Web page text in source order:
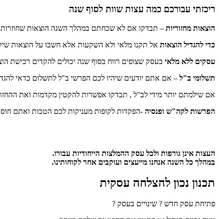
ריכזתי עבורכם כמה עצות שוות לסוף שנה
הוצאות מחזוריות – תבדקו אם לא שכחתם במהלך השנה הוצאות
כדי להגדיל הוצאות אל תקנו מלאי ולא השקעות אלא חשבו על הוצאות
עסקים ללא מלאי בעסק שצופים רווח בסוף שנה יכולים להקדים רכישת
תשלומי ב"ל – אם אתם יודעים שיהיו לכם הפרשי ב"ל לתשלום כדאי להגדיל את המקדמות ולשלם את
אם שילמתם יותר מידי לב"ל , תבדקו אפשרות להקטין מקדמות ואת
הפרשות לקה"ש ופנסיה -הפקדות לקופות מעניקות לכם הטבות ואתם
העצות אינן גורפות ולכל עסק ההמלצות הייחודיות עבורו.
במהלך כל השנה אנחנו מייעצים ועוקבים אחר לקוחותינו.
תכנון נכון להצלחה עסקית
פתיחת עסק חדש ? שינויים בעסק ?